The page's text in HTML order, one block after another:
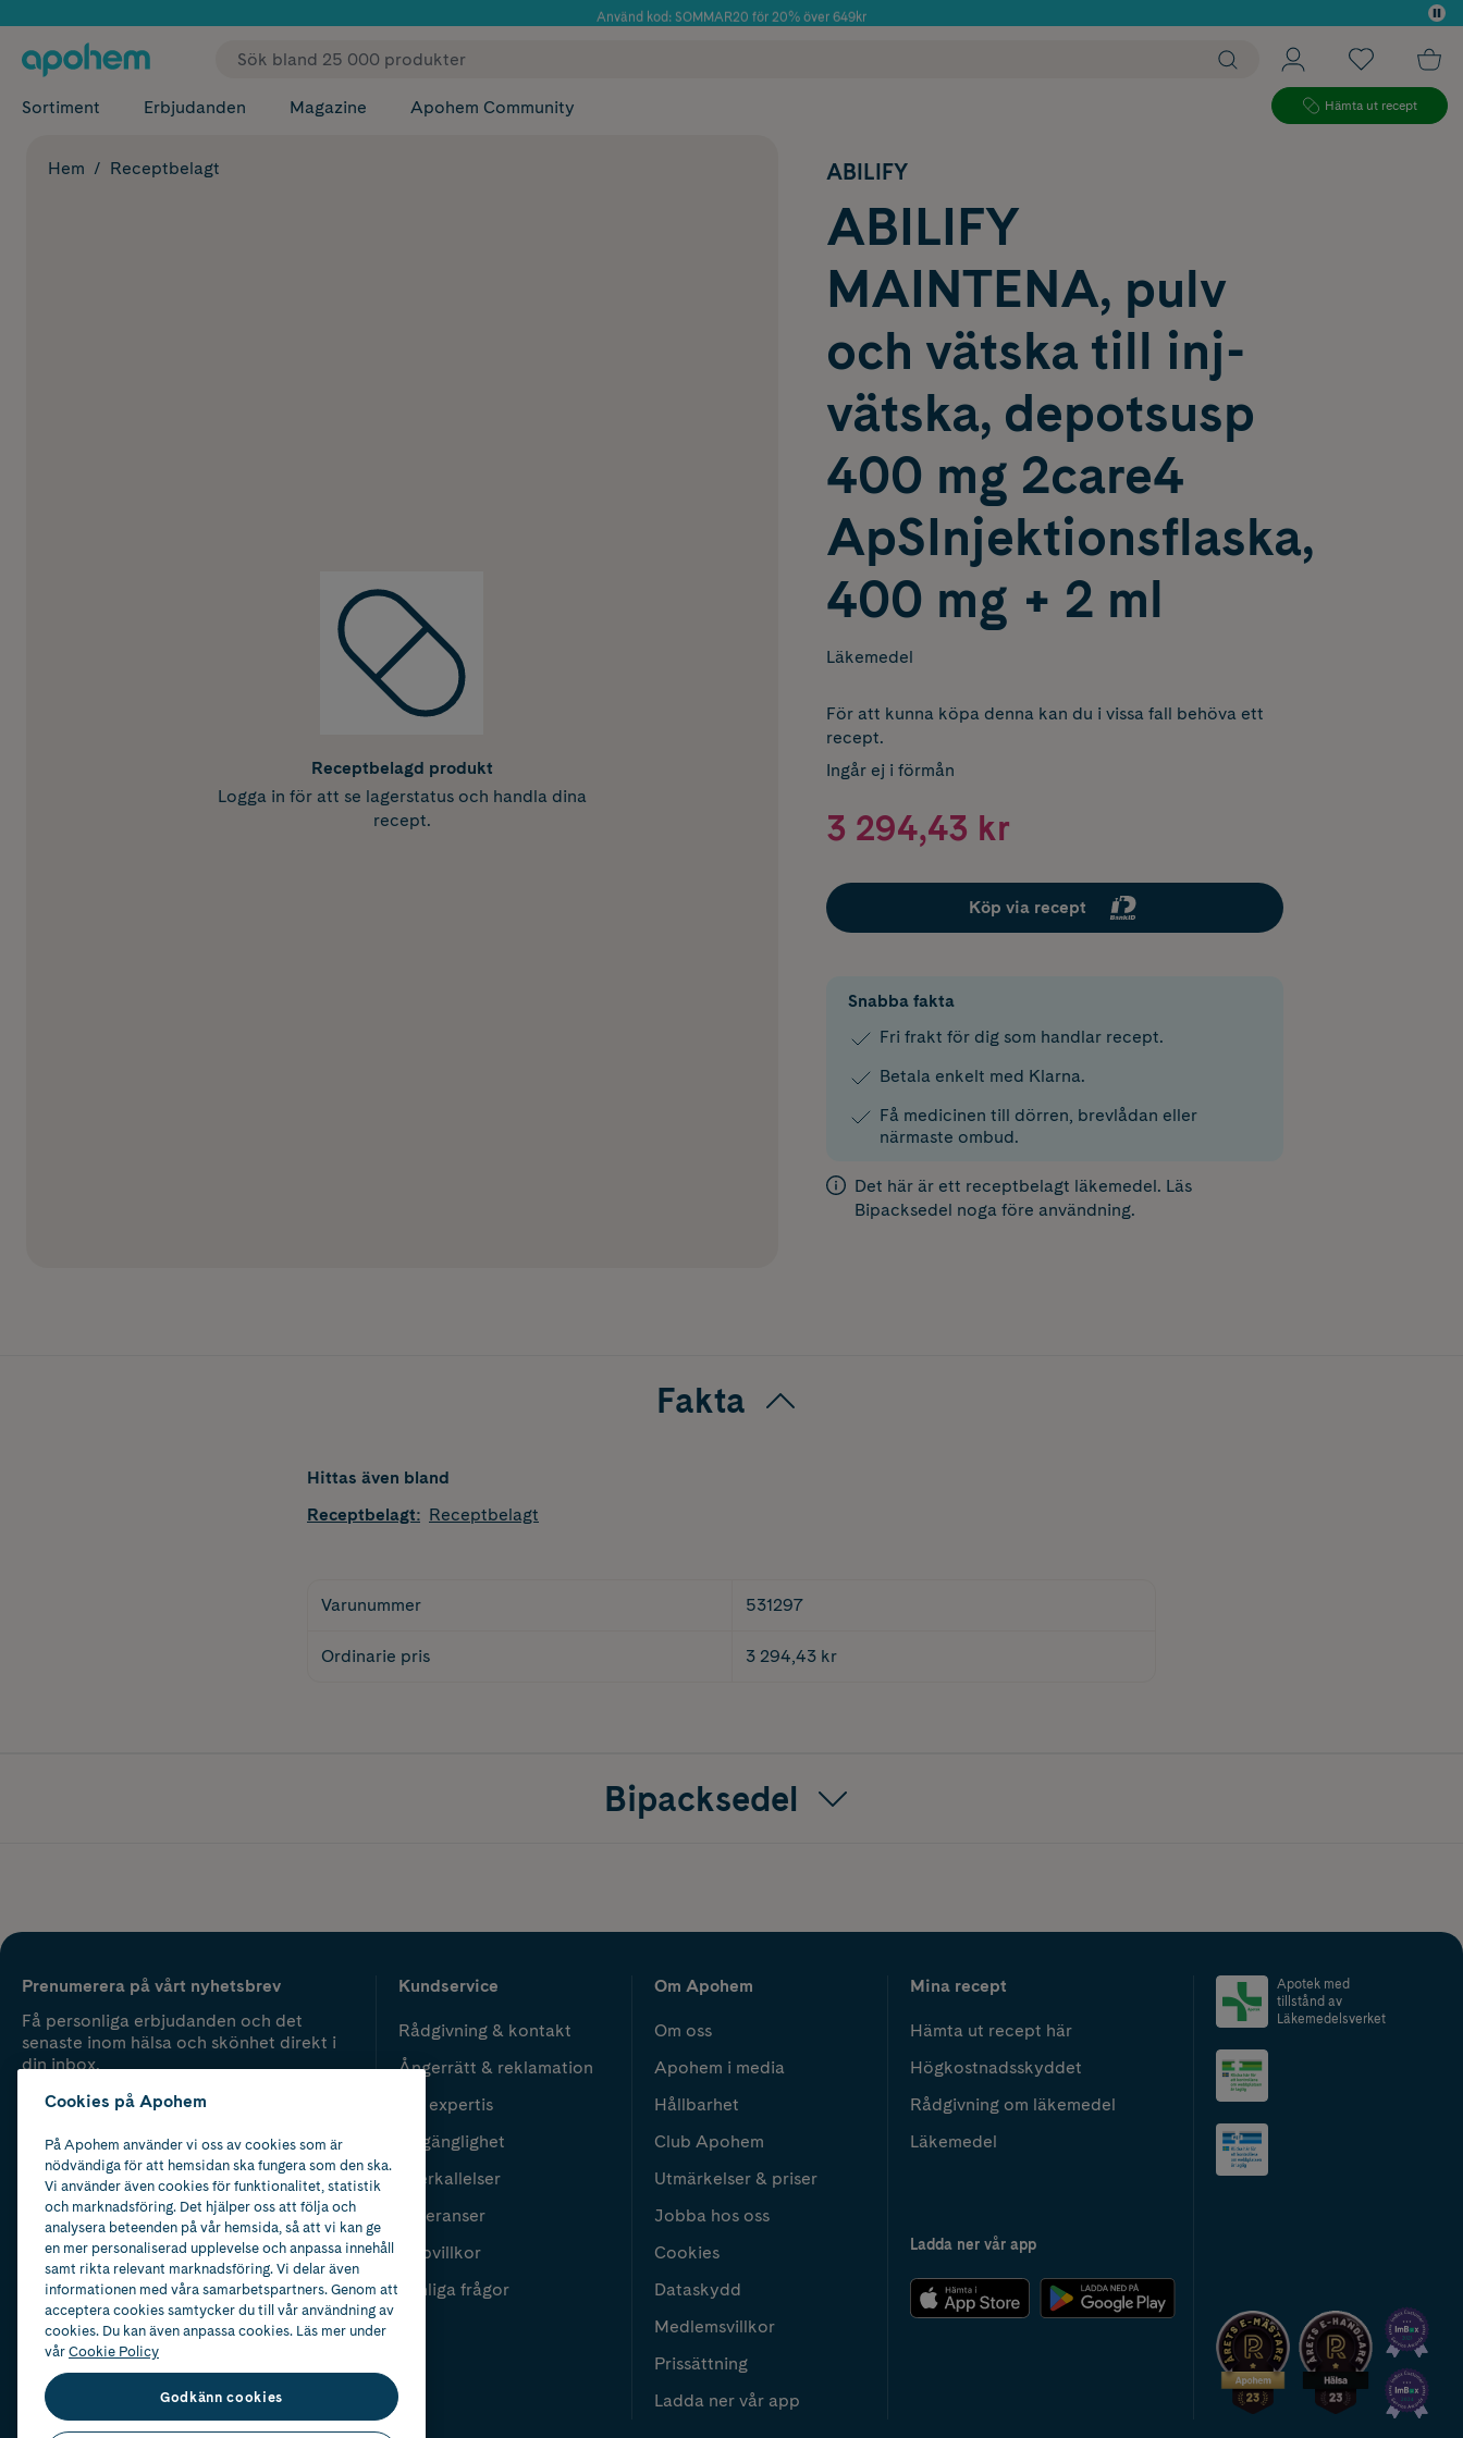
Använd kod: SOMMAR20 för 20% över 649kr
✓ Fri frakt
Sortiment Erbjudanden Magazine Apohem Community Hämta ut recept
Hem Receptbelagt
Receptbelagd produkt
Logga in för att se lagerstatus och handla dina
recept.
ABILIFY
ABILIFY
MAINTENA, pulv
och vätska till inj-
vätska, depotsusp
400 mg 2care4
ApSInjektionsflaska,
400 mg + 2 ml
Läkemedel
För att kunna köpa denna kan du i vissa fall behöva ett
recept.
Ingår ej i förmån
3 294,43 kr
Köp via recept
Snabba fakta
Fri frakt för dig som handlar recept.
Betala enkelt med Klarna.
Få medicinen till dörren, brevlådan eller
närmaste ombud.
Det här är ett receptbelagt läkemedel. Läs
Bipacksedel noga före användning.
Fakta
Hittas även bland
Receptbelagt: Receptbelagt
Varunummer 531297
Ordinarie pris 3 294,43 kr
Bipacksedel
Prenumerera på vårt nyhetsbrev
Få personliga erbjudanden och det
senaste inom hälsa och skönhet direkt i
din inbox.
Kundservice
Rådgivning & kontakt
Ångerrätt & reklamation
Vår expertis
Tillgänglighet
Återkallelser
Leveranser
Köpvillkor
Vanliga frågor
Om Apohem
Om oss
Apohem i media
Hållbarhet
Club Apohem
Utmärkelser & priser
Jobba hos oss
Cookies
Dataskydd
Medlemsvillkor
Prissättning
Ladda ner vår app
Mina recept
Hämta ut recept här
Högkostnadsskyddet
Rådgivning om läkemedel
Läkemedel
Ladda ner vår app
Apotek med
tillstånd av
Läkemedelsverket
2024
Cookies på Apohem
På Apohem använder vi oss av cookies som är
nödvändiga för att hemsidan ska fungera som den ska.
Vi använder även cookies för funktionalitet, statistik
och marknadsföring. Det hjälper oss att följa och
analysera beteenden på vår hemsida, så att vi kan ge
en mer personaliserad upplevelse och anpassa innehåll
samt rikta relevant marknadsföring. Vi delar även
informationen med våra samarbetspartners. Genom att
acceptera cookies samtycker du till vår användning av
cookies. Du kan även anpassa cookies. Läs mer under
vårCookie Policy
Godkänn cookies